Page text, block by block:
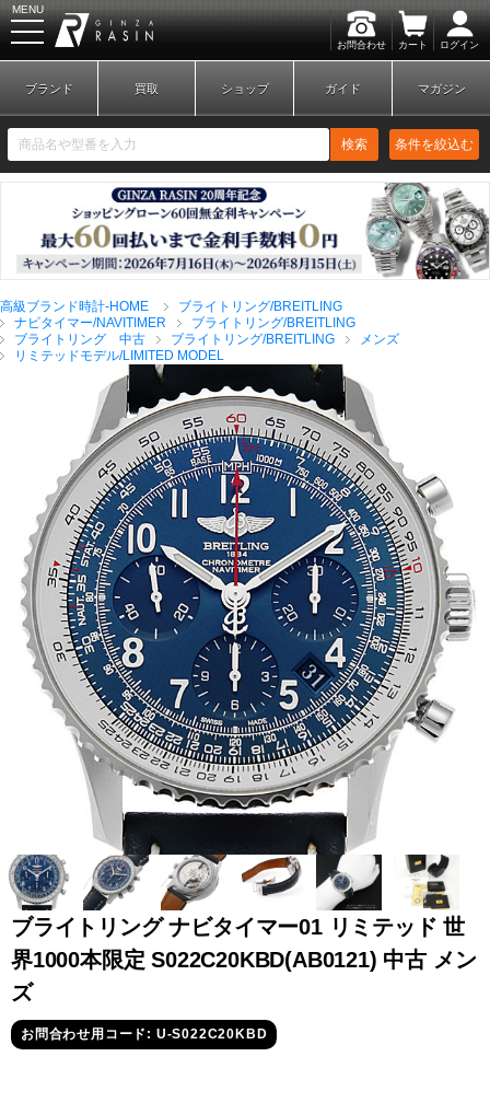
お問合わせ カート ログイン
MENU
新規会員登録 ログイン
ブランドから探す
全てのブランドを見
る
ロレックス
パテック
フィリップ
オーデマピゲ ウブロ カルティエ
グランド
オメガ IWC
ブランド 買取 ショップ ガイド マガジン
検索 条件を絞込む
高級ブランド時計-HOME
ブライトリング/BREITLING
ナビタイマー/NAVITIMER
ブライトリング/BREITLING
ブライトリング 中古
ブライトリング/BREITLING
メンズ
リミテッドモデル/LIMITED MODEL
ブライトリング ナビタイマー01 リミテッド 世
界1000本限定 S022C20KBD(AB0121) 中古 メン
ズ
お問合わせ用コード: U-S022C20KBD